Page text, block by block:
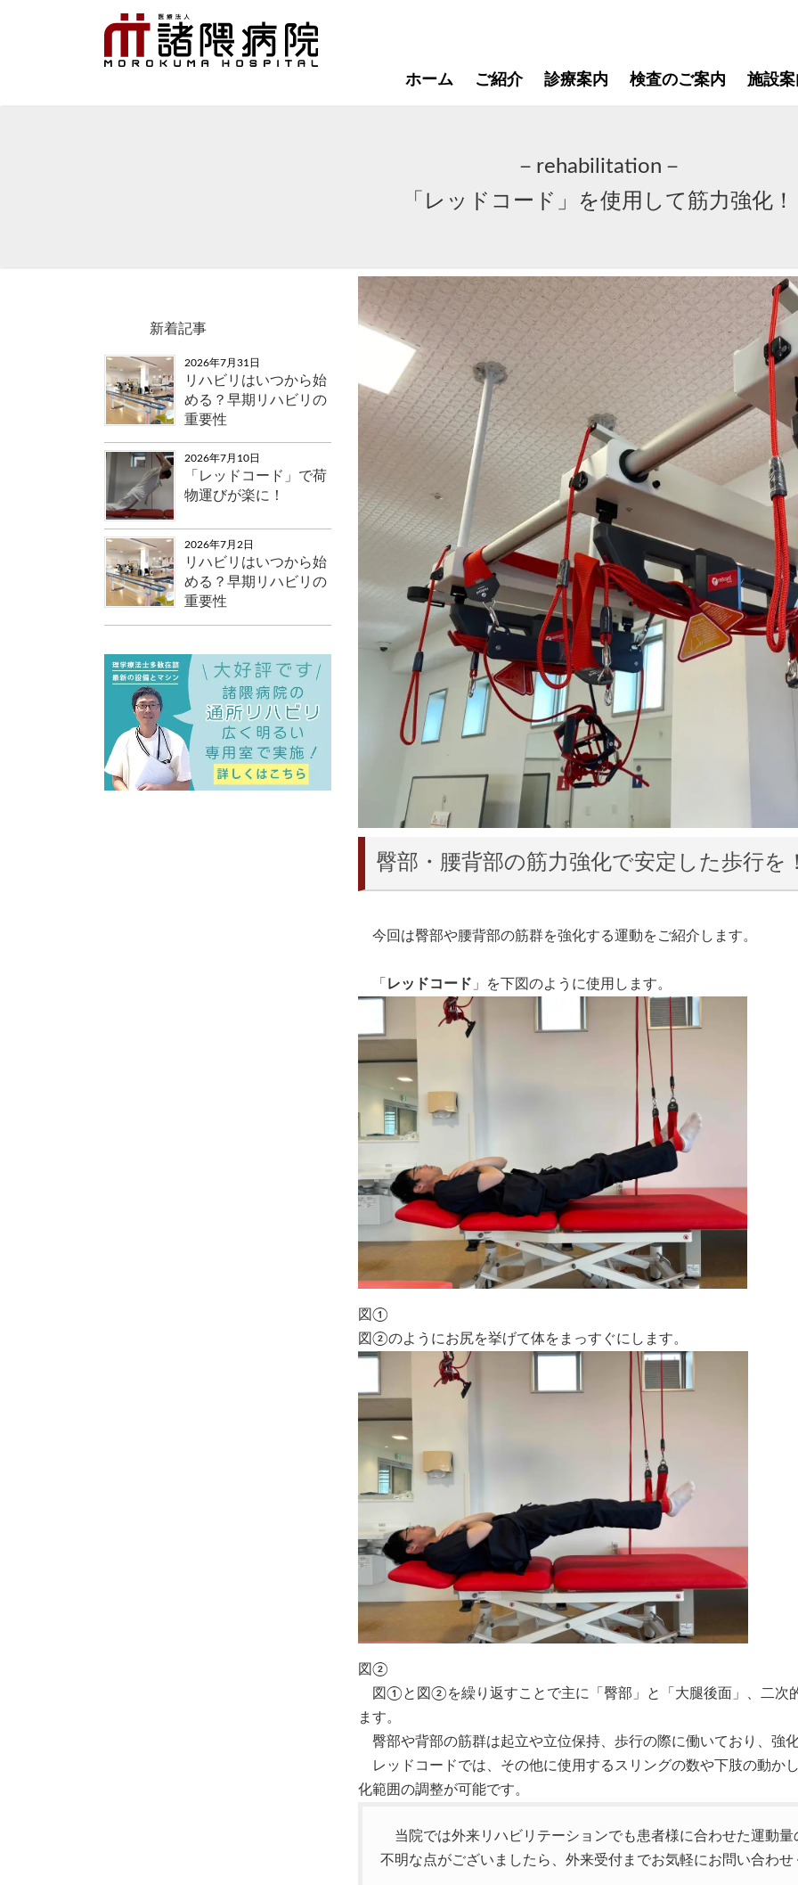
ホーム ご紹介 診療案内 検査のご案内 施設
－rehabilitation－
「レッドコード」を使用して筋力強化！
臀部・腰背部の筋力強化で安定した歩行を
今回は臀部や腰背部の筋群を強化する運動をご紹介します。
「 レッドコード 」を下図のように使用します。
図①
図②のようにお尻を挙げて体をまっすぐにします。
図②
図①と図②を繰り返すことで主に「臀部」と「大腿後面」、二次
ます。
臀部や背部の筋群は起立や立位保持、歩行の際に働いており、強
レッドコードでは、その他に使用するスリングの数や下肢の動か
化範囲の調整が可能です。
当院では外来リハビリテーションでも患者様に合わせた運動
不明な点がございましたら、外来受付までお気軽にお問い合わせ
新着記事
2026年7月31日
リハビリはいつから始
める？早期リハビリの
重要性
2026年7月10日
「レッドコード」で荷
物運びが楽に！
2026年7月2日
リハビリはいつから始
める？早期リハビリの
重要性